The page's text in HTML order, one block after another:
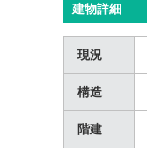
建物詳細
現況
構造
階建